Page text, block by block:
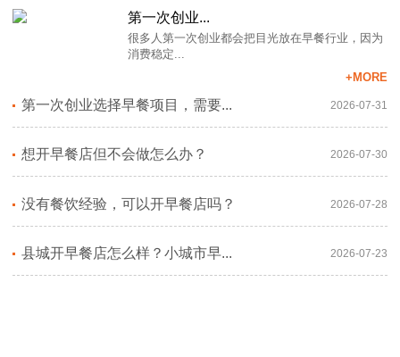
第一次创业...
很多人第一次创业都会把目光放在早餐行业，因为
消费稳定...
+MORE
第一次创业选择早餐项目，需要... 2026-07-31
想开早餐店但不会做怎么办？ 2026-07-30
没有餐饮经验，可以开早餐店吗？ 2026-07-28
县城开早餐店怎么样？小城市早... 2026-07-23